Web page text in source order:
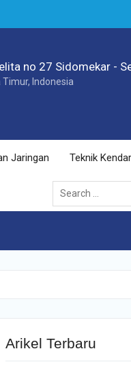
no 27 Sidomekar -
Timur, Indonesia
Jaringan Teknik
Search
for:
Arikel Terbaru